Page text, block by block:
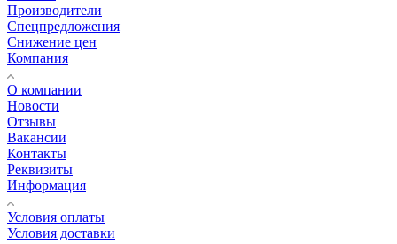
Производители
Спецпредложения
Снижение цен
Компания
О компании
Новости
Отзывы
Вакансии
Контакты
Реквизиты
Информация
Условия оплаты
Условия доставки